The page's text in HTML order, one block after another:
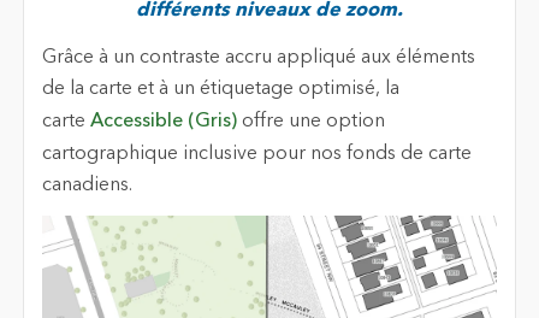
différents niveaux de zoom.
Grâce à un contraste accru appliqué aux éléments
de la carte et à un étiquetage optimisé, la
carte Accessible (Gris)offre une option
cartographique inclusive pour nos fonds de carte
canadiens.